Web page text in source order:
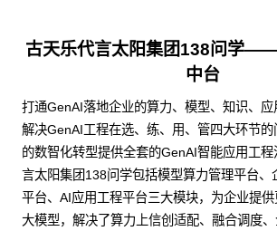
古天乐代言太阳集团138问学
中台
打通GenAI落地企业的算力、模型、知识、
解决GenAI工程在选、练、用、管四大环节
的数智化转型提供全套的GenAI智能应用工
言太阳集团138问学包括模型算力管理平台、
平台、AI应用工程平台三大模块，为企业提
大模型，解决了算力上信创适配、融合调度